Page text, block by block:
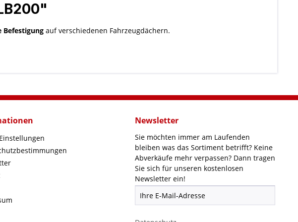
Befestigung auf verschiedenen Fahrzeugdächern.
Newsletter
Sie möchten immer am Laufenden
bleiben was das Sortiment betrifft? Keine
Abverkäufe mehr verpassen? Dann tragen
Sie sich für unseren kostenlosen
Newsletter ein!